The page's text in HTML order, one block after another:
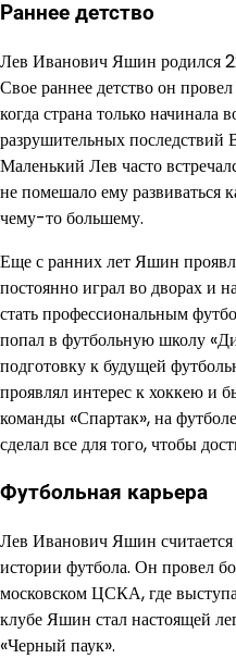
Раннее детство
Лев Иванович Яшин родился
Свое раннее детство он
когда страна только начинала
разрушительных
Маленький Лев часто
не помешало ему развиваться
чему-то большему.
Еще с ранних лет Яшин
постоянно играл во дворах и
стать профессиональным
попал в футбольную школу
подготовку к будущей
проявлял интерес к хоккею и
команды «Спартак», на
сделал все для того, чтобы
Футбольная карьера
Лев Иванович Яшин
истории футбола. Он провел
московском ЦСКА, где
клубе Яшин стал настоящей
«Черный паук».